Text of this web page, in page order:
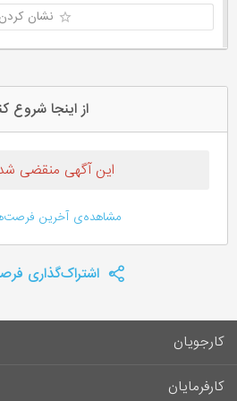
نشان کردن
از اینجا شروع
این آگهی منقضی
مشاهده‌ی آخرین
اشتراک‌گذاری
کارجویان
سوالات متداول کارجویان
کارفرمایان